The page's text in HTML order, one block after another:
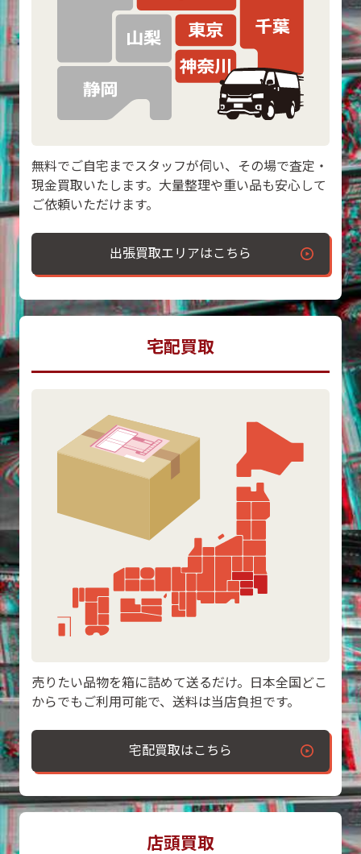
無料でご自宅までスタッフが伺い、その場で査定・
現金買取いたします。大量整理や重い品も安心して
ご依頼いただけます。
出張買取エリアはこちら
宅配買取
売りたい品物を箱に詰めて送るだけ。日本全国どこ
からでもご利用可能で、送料は当店負担です。
宅配買取はこちら
店頭買取